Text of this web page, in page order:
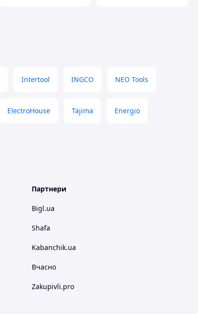
Intertool INGCO NEO Tools
ElectroHouse Tajima Energio
Партнери
Bigl.ua
Shafa
Kabanchik.ua
Вчасно
Zakupivli.pro